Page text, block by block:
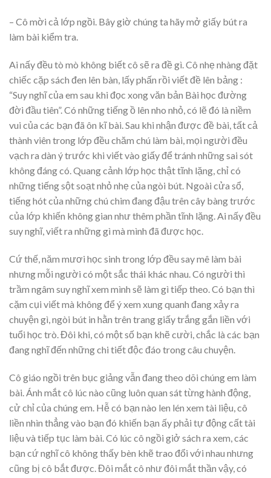
– Cô mời cả lớp ngồi. Bây giờ chúng ta hãy mở giấy bút ra
làm bài kiểm tra.
Ai nấy đều tò mò không biết cô sẽ ra đề gì. Cô nhẹ nhàng đặt
chiếc cặp sách đen lên bàn, lấy phấn rồi viết đề lên bảng :
“Suy nghĩ của em sau khi đọc xong văn bản Bài học đường
đời đầu tiên”. Có những tiếng ồ lên nho nhỏ, có lẽ đó là niềm
vui của các bạn đã ôn kĩ bài. Sau khi nhận được đề bài, tất cả
thành viên trong lớp đều chăm chú làm bài, mọi người đều
vạch ra dàn ý trước khi viết vào giấy để tránh những sai sót
không đáng có. Quang cảnh lớp học thật tĩnh lặng, chỉ có
những tiếng sột soạt nhỏ nhẹ của ngòi bút. Ngoài cửa sổ,
tiếng hót của những chú chim đang đậu trên cây bàng trước
của lớp khiến không gian như thêm phần tĩnh lặng. Ai nấy đều
suy nghĩ, viết ra những gì mà mình đã được học.
Cứ thế, năm mươi học sinh trong lớp đều say mê làm bài
nhưng mỗi người có một sắc thái khác nhau. Có người thì
trầm ngâm suy nghĩ xem mình sẽ làm gì tiếp theo. Có bạn thì
cặm cụi viết mà không để ý xem xung quanh đang xảy ra
chuyện gì, ngòi bút in hằn trên trang giấy trắng gắn liền với
tuổi học trò. Đôi khi, có một số bạn khẽ cười, chắc là các bạn
đang nghĩ đến những chi tiết độc đáo trong câu chuyện.
Cô giáo ngồi trên bục giảng vẫn đang theo dõi chúng em làm
bài. Ánh mắt cô lúc nào cũng luôn quan sát từng hành động,
cử chỉ của chúng em. Hễ có bạn nào len lén xem tài liệu, cô
liền nhìn thẳng vào bạn đó khiến bạn ấy phải tự động cất tài
liệu và tiếp tục làm bài. Có lúc cô ngồi giở sách ra xem, các
bạn cứ nghĩ cô không thấy bèn khẽ trao đổi với nhau nhưng
cũng bị cô bắt được. Đôi mắt cô như đôi mắt thần vậy, có